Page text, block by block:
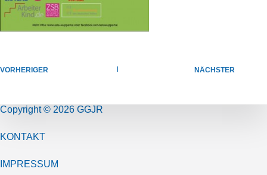
VORHERIGER NÄCHSTER
Copyright © 2026 GGJR
KONTAKT
IMPRESSUM